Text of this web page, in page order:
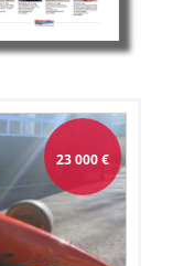
23 000€